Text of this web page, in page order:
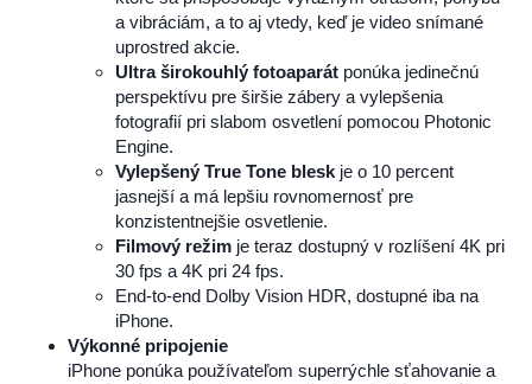
a vibráciám, a to aj vtedy, keď je video snímané
uprostred akcie.
Ultra širokouhlý fotoaparátponúka jedinečnú
perspektívu pre širšie zábery a vylepšenia
fotografií pri slabom osvetlení pomocou Photonic
Engine.
Vylepšený True Tone bleskje o 10 percent
jasnejší a má lepšiu rovnomernosť pre
konzistentnejšie osvetlenie.
Filmový režimje teraz dostupný v rozlíšení 4K pri
30 fps a 4K pri 24 fps.
End-to-end Dolby Vision HDR, dostupné iba na
iPhone.
Výkonné pripojenie
iPhone ponúka používateľom superrýchle sťahovanie a